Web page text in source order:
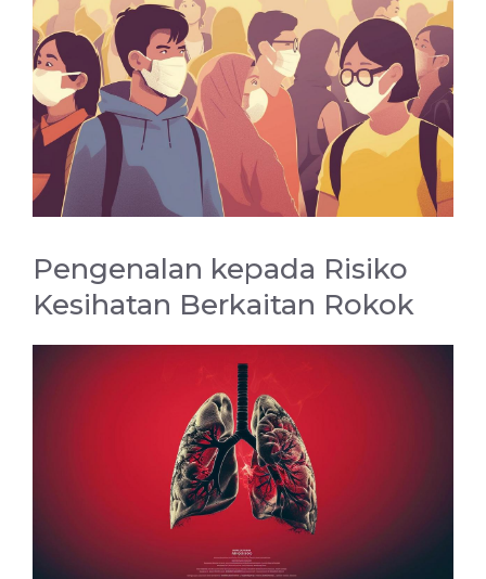
Pengenalan kepada Risiko
Kesihatan Berkaitan Rokok